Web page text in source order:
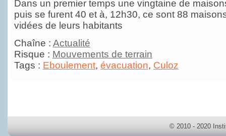
Dans un premier temps une vingtaine de
puis se furent 40 et à, 12h30, ce sont 88
vidées de leurs habitants
Chaîne : Actualité
Risque : Mouvements de terrain
Tags : Eboulement, évacuation, Culoz
© 2010 - 2020